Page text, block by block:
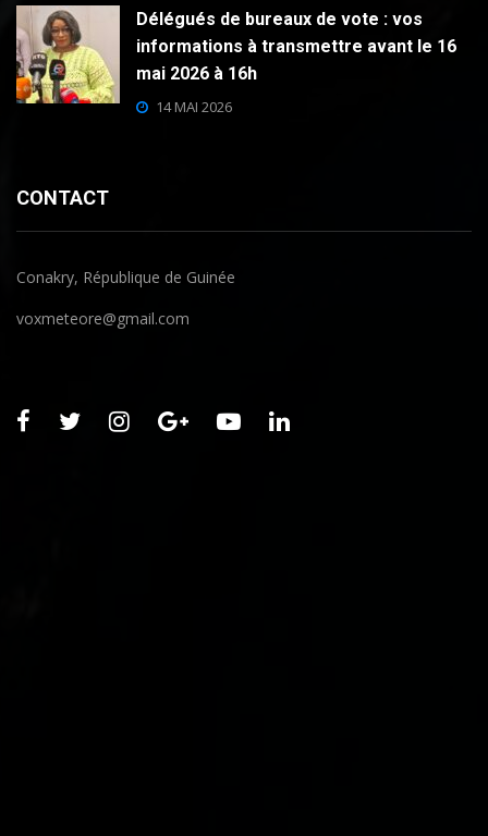
Délégués de bureaux de vote : vos
informations à transmettre avant le 16
mai 2026 à 16h
14 MAI 2026
CONTACT
Conakry, République de Guinée
voxmeteore@gmail.com